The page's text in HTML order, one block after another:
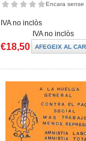
Encara sense
IVA no inclòs
IVA no inclòs
€18,50